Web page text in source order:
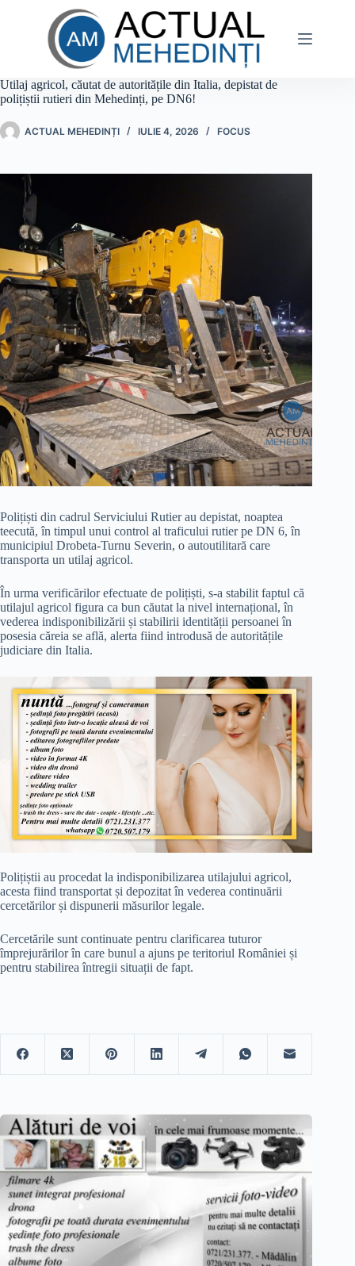
Utilaj agricol, căutat de autoritățile din Italia, depistat de
polițiștii rutieri din Mehedinți, pe DN6!
ACTUAL MEHEDINȚI IULIE 4, 2026 FOCUS
Polițiști din cadrul Serviciului Rutier au depistat, noaptea
teecută, în timpul unui control al traficului rutier pe DN 6, în
municipiul Drobeta-Turnu Severin, o autoutilitară care
transporta un utilaj agricol.
În urma verificărilor efectuate de polițiști, s-a stabilit faptul că
utilajul agricol figura ca bun căutat la nivel internațional, în
vederea indisponibilizării și stabilirii identității persoanei în
posesia căreia se află, alerta fiind introdusă de autoritățile
judiciare din Italia.
Polițiștii au procedat la indisponibilizarea utilajului agricol,
acesta fiind transportat și depozitat în vederea continuării
cercetărilor și dispunerii măsurilor legale.
Cercetările sunt continuate pentru clarificarea tuturor
împrejurărilor în care bunul a ajuns pe teritoriul României și
pentru stabilirea întregii situații de fapt.